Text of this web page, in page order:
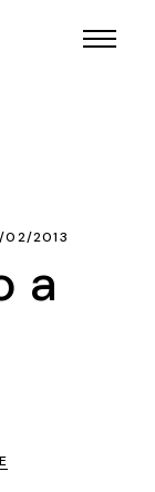
02/2013
a